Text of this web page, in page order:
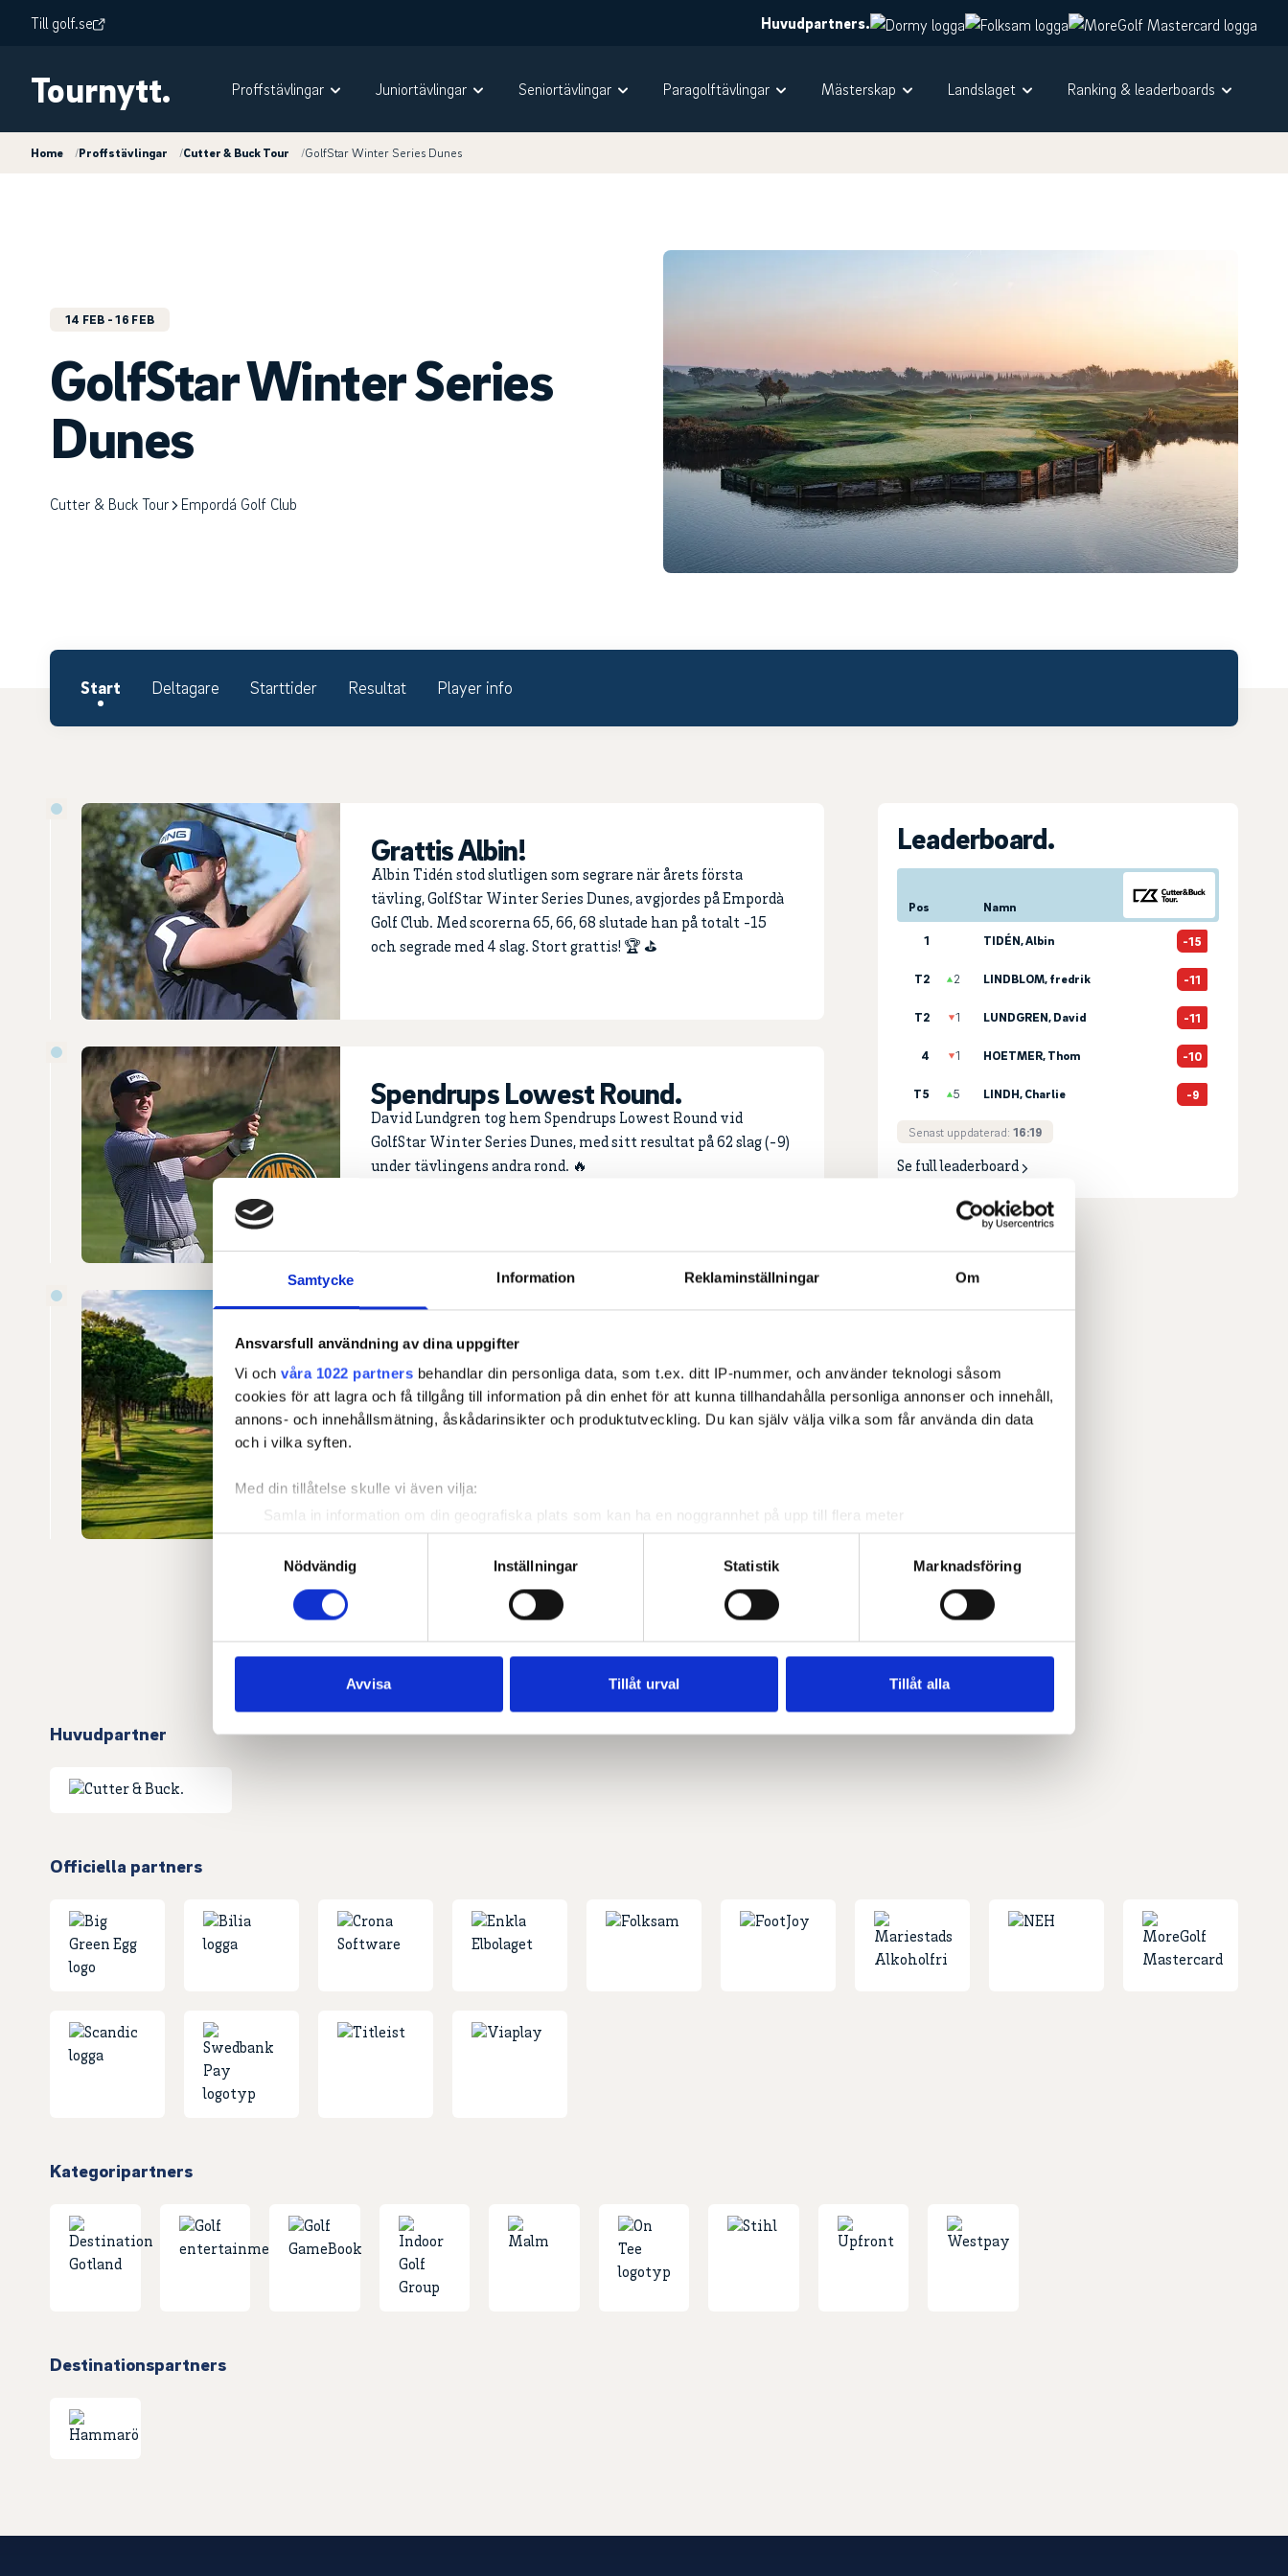
Samtycke Information Reklaminställningar Om
Ansvarsfull användning av dina uppgifter
Vi och våra 1022 partners behandlar din personliga data, som t.ex. ditt IP-nummer, och använder teknologi såsom
cookies för att lagra och få tillgång till information på din enhet för att kunna tillhandahålla personliga annonser och innehåll,
annons- och innehållsmätning, åskådarinsikter och produktutveckling. Du kan själv välja vilka som får använda din data
och i vilka syften.
Med din tillåtelse skulle vi även vilja:
Samla in information om din geografiska plats som kan ha en noggrannhet på upp till flera meter
Identifiera din enhet genom att aktivt skanna den för specifika kännetecken (fingeravtryck)
Ta reda på mer om hur dina personliga uppgifter behandlas och ställ in dina preferenser i
detaljsektionen. Du kan ändra
eller dra tillbaka ditt samtycke när som helst från cookie-förklaringen.
sociala medier och analysera vår trafik. Vi vidarebefordrar även sådana identifierare och annan information från din enhet
till de sociala medier och annons- och analysföretag som vi samarbetar med. Dessa kan i sin tur kombinera informationen
Samtyckesval
Nödvändig
Inställningar Statistik Marknadsföring
Avvisa Tillåt urval Tillåt alla
Till golf.se Huvudpartners.
Tournytt. Proffstävlingar Juniortävlingar Seniortävlingar Paragolftävlingar Mästerskap Landslaget Ranking & leaderboards
Home /Proffstävlingar /Cutter & Buck Tour /GolfStar Winter Series Dunes
14 FEB - 16 FEB
GolfStar Winter Series
Dunes
Cutter & Buck Tour Empordá Golf Club
Start Deltagare Starttider Resultat Player info
Grattis Albin!
Albin Tidén stod slutligen som segrare när årets första
tävling, GolfStar Winter Series Dunes, avgjordes på Empordà
Golf Club. Med scorerna 65, 66, 68 slutade han på totalt -15
och segrade med 4 slag. Stort grattis! 🏆 ⛳
Spendrups Lowest Round.
David Lundgren tog hem Spendrups Lowest Round vid
GolfStar Winter Series Dunes, med sitt resultat på 62 slag (-9)
under tävlingens andra rond. 🔥
Empordà Golf Club.
som med sina två banor Empordà Du
n es och Empordà Forest
anses vara en av de bästa golfanläggningarna i landet. Här
Läs mer om anläggningen.
Leaderboard.
Pos Namn
1 TIDÉN, Albin -15
T2 2 LINDBLOM, fredrik -11
T2 1 LUNDGREN, David -11
4 1 HOETMER, Thom -10
T5 5 LINDH, Charlie -9
Senast uppdaterad: 16:19
Se full leaderboard
Huvudpartner
Officiella partners
Kategoripartners
Destinationspartners